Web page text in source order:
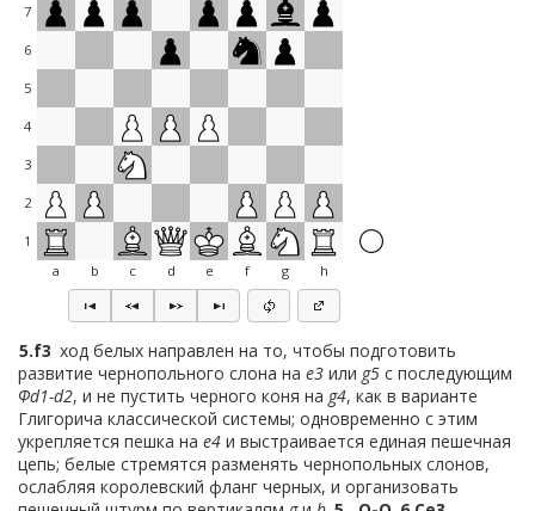
7
6
5
4
3
2
1
a
b c d e f g h
5.f3 ход белых направлен на то, чтобы подготовить
развитие чернопольного слона на e3 или g5 с последующим
Фd1-d2, и не пустить черного коня на g4, как в варианте
Глигорича классической системы; одновременно с этим
укрепляется пешка на e4 и выстраивается единая пешечная
цепь; белые стремятся разменять чернопольных слонов,
ослабляя королевский фланг черных, и организовать